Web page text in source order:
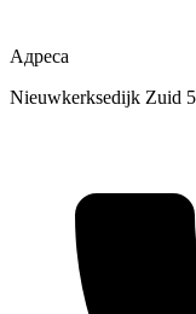
Адреса
Nieuwkerksedijk Zuid